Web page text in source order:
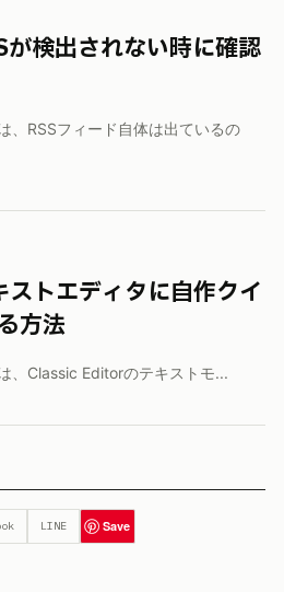
、RSSフィード自体は出ているの
方法
、Classic Editorのテキストモ...
LINE Save